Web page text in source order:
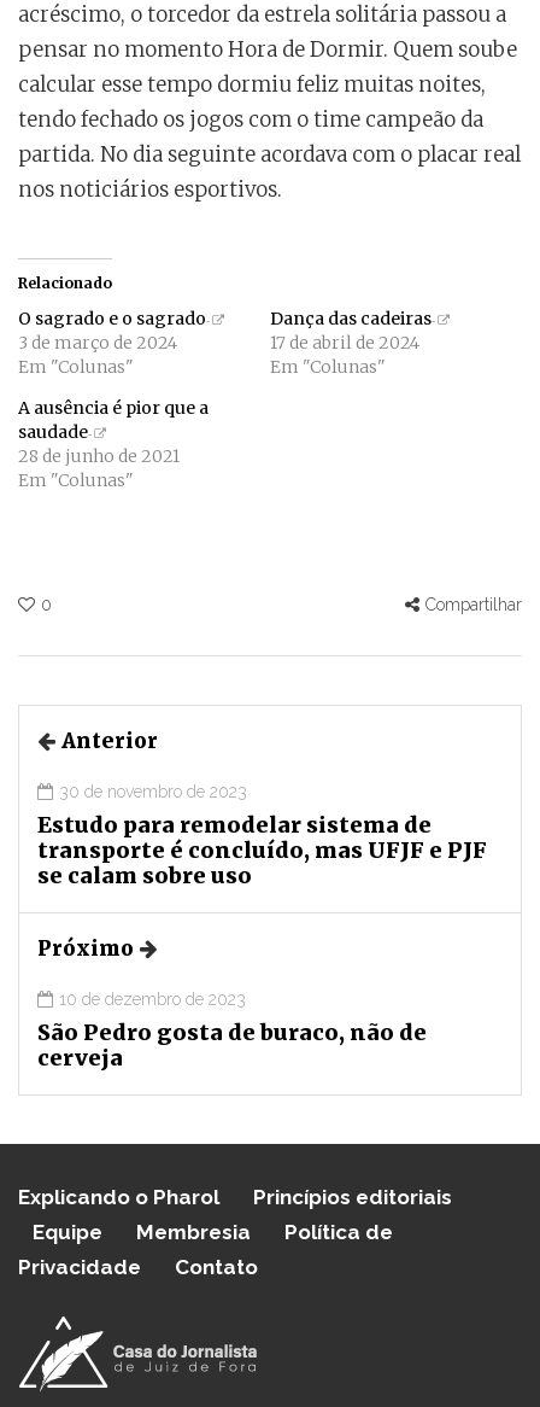
acréscimo, o torcedor da estrela solitária passou a
pensar no momento Hora de Dormir. Quem soube
calcular esse tempo dormiu feliz muitas noites,
tendo fechado os jogos com o time campeão da
partida. No dia seguinte acordava com o placar real
nos noticiários esportivos.
Relacionado
O sagrado e o sagrado
3 de março de 2024
Em "Colunas"
Dança das cadeiras
17 de abril de 2024
Em "Colunas"
A ausência é pior que a
saudade
28 de junho de 2021
Em "Colunas"
0 Compartilhar
Anterior
30 de novembro de 2023
Estudo para remodelar sistema de
transporte é concluído, mas UFJF e PJF
se calam sobre uso
Próximo
10 de dezembro de 2023
São Pedro gosta de buraco, não de
cerveja
Explicando o Pharol
Princípios editoriais
Equipe
Membresia
Política de
Privacidade
Contato